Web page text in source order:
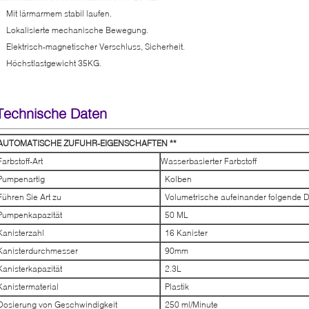
Mit lärmarmem stabil laufen.
Lokalisierte mechanische Bewegung.
Elektrisch-magnetischer Verschluss, Sicherheit.
Höchstlastgewicht 35KG.
Daten
ZUFUHR-EIGENSCHAFTEN **
Art
Wasserbasierter Farbstoff
Kolben
Sie Art zu
Volumetrische aufeinander folgende
50 ML
16 Kanister
90mm
2.3L
Plastik
von Geschwindigkeit
250 ml/Minute